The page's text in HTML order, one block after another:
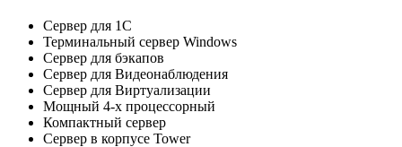
Сервер для 1С
Терминальный сервер Windows
Сервер для бэкапов
Сервер для Видеонаблюдения
Сервер для Виртуализации
Мощный 4-х процессорный
Компактный сервер
Сервер в корпусе Tower